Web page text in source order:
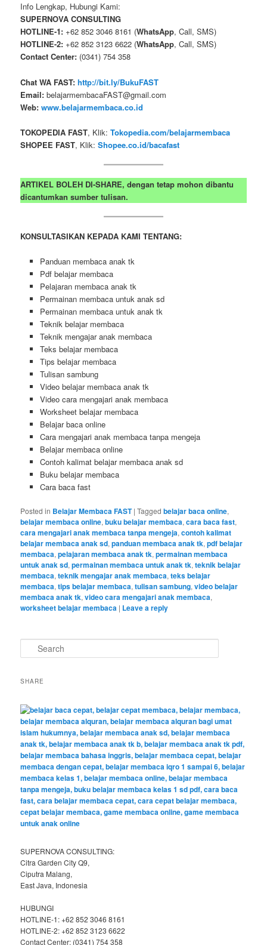
Info Lengkap, Hubungi Kami:
SUPERNOVA CONSULTING
HOTLINE-1: +62 852 3046 8161 (WhatsApp, Call, SMS)
HOTLINE-2: +62 852 3123 6622 (WhatsApp, Call, SMS)
Contact Center: (0341) 754 358
Chat WA FAST: http://bit.ly/BukuFAST
Email: belajarmembacaFAST@gmail.com
Web: www.belajarmembaca.co.id
TOKOPEDIA FAST, Klik:Tokopedia.com/belajarmembaca
SHOPEE FAST, Klik:Shopee.co.id/bacafast
ARTIKEL BOLEH DI-SHARE, dengan tetap mohon dibantu
dicantumkan sumber tulisan.
KONSULTASIKAN KEPADA KAMI TENTANG:
Panduan membaca anak tk
Pdf belajar membaca
Pelajaran membaca anak tk
Permainan membaca untuk anak sd
Permainan membaca untuk anak tk
Teknik belajar membaca
Teknik mengajar anak membaca
Teks belajar membaca
Tips belajar membaca
Tulisan sambung
Video belajar membaca anak tk
Video cara mengajari anak membaca
Worksheet belajar membaca
Belajar baca online
Cara mengajari anak membaca tanpa mengeja
Belajar membaca online
Contoh kalimat belajar membaca anak sd
Buku belajar membaca
Cara baca fast
Posted in Belajar Membaca FAST |Tagged belajar baca online,
belajar membaca online,buku belajar membaca,cara baca fast,
cara mengajari anak membaca tanpa mengeja,contoh kalimat
belajar membaca anak sd,panduan membaca anak tk,pdf belajar
membaca,pelajaran membaca anak tk,permainan membaca
untuk anak sd,permainan membaca untuk anak tk,teknik belajar
membaca,teknik mengajar anak membaca,teks belajar
membaca,tips belajar membaca,tulisan sambung,video belajar
membaca anak tk,video cara mengajari anak membaca,
worksheet belajar membaca | Leave a reply
e
rSHARE
SUPERNOVA CONSULTING:
Citra Garden City Q9,
Ciputra Malang,
East Java, Indonesia
HUBUNGI
HOTLINE-1: +62 852 3046 8161
HOTLINE-2: +62 852 3123 6622
Contact Center: (0341) 754 358